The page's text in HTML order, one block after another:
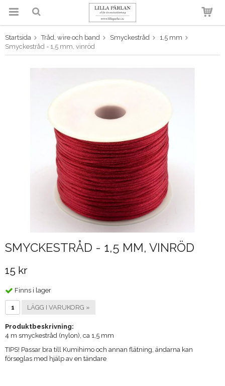
Produkten har blivit tillagd i
varukorgen
Startsida Tråd, wire och band Smyckestråd
1,5 mm
Smyckestråd - 1,5 mm, vinröd
SMYCKESTRÅD - 1,5 MM, VINRÖD
15 kr
Finns i lager
LÄGG I VARUKORG »
Produktbeskrivning:
4 m smyckestråd (nylon), ca 1,5 mm
​TIPS! Passar bra till Kumihimo och annan flätning, ändarna kan
förseglas med hjälp av en tändare